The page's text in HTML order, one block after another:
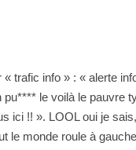
trafic info » : « alerte
le voilà le pauvre
ici !! ». LOOL oui je
le monde roule à